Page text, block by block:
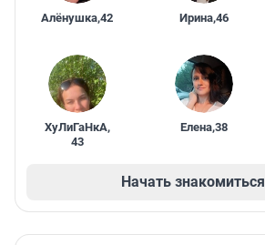
Алёнушка,42 Ирина,46
ХуЛиГаНкА,
43
Елена,38
Начать знакомиться